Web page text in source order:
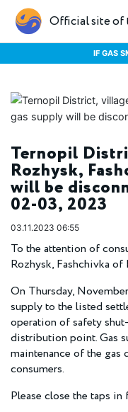
Official site of
IF GAS
Ternopil
Rozhysk,
will be
02-03, 2023
03.11.2023 06:55
To the attention of
Rozhysk, Fashchivka
On Thursday,
supply to the listed
operation of safety
distribution point. Gas
maintenance of the
consumers.
Please close the taps